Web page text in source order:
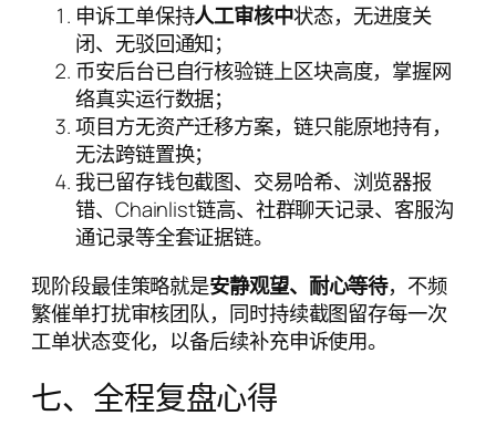
申诉工单保持人工审核中状态，无进度关
闭、无驳回通知；
币安后台已自行核验链上区块高度，掌握网
络真实运行数据；
项目方无资产迁移方案，链只能原地持有，
无法跨链置换；
我已留存钱包截图、交易哈希、浏览器报
错、Chainlist链高、社群聊天记录、客服沟
通记录等全套证据链。
现阶段最佳策略就是安静观望、耐心等待，不频
繁催单打扰审核团队，同时持续截图留存每一次
工单状态变化，以备后续补充申诉使用。
七、全程复盘心得